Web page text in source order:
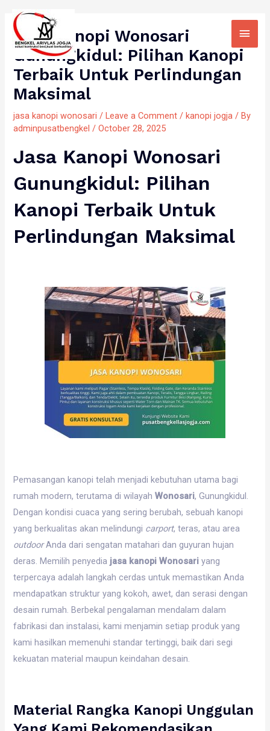
content
Jasa Kanopi Wonosari
Gunungkidul: Pilihan Kanopi
Terbaik Untuk Perlindungan
Maksimal
jasa kanopi wonosari /Leave a Comment /kanopi jogja / By
adminpusatbengkel/October 28, 2025
Jasa Kanopi Wonosari
Gunungkidul: Pilihan
Kanopi Terbaik Untuk
Perlindungan Maksimal
Pemasangan kanopi telah menjadi kebutuhan utama bagi
rumah modern, terutama di wilayahWonosari, Gunungkidul.
Dengan kondisi cuaca yang sering berubah, sebuah kanopi
yang berkualitas akan melindungi carport, teras, atau area
outdoorAnda dari sengatan matahari dan guyuran hujan
deras. Memilih penyedia jasa kanopi Wonosari yang
terpercaya adalah langkah cerdas untuk memastikan Anda
mendapatkan struktur yang kokoh, awet, dan serasi dengan
desain rumah. Berbekal pengalaman mendalam dalam
fabrikasi dan instalasi, kami menjamin setiap produk yang
kami hasilkan memenuhi standar tertinggi, baik dari segi
kekuatan material maupun keindahan desain.
Material Rangka Kanopi Unggulan